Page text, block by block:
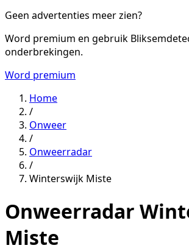
Geen advertenties meer zien?
Word premium en gebruik
onderbrekingen.
Word premium
Home
/
Onweer
/
Onweerradar
/
Winterswijk Miste
Onweerradar
Miste